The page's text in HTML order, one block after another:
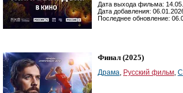
Дата выхода фильма:
Дата добавления:
Последнее обновление:
Финал (2025)
Драма, Русский фильм,